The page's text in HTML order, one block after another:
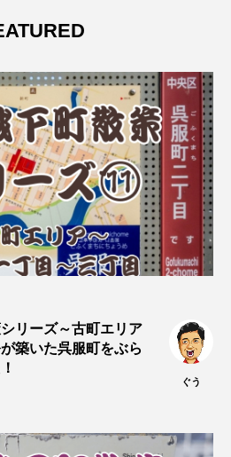
シリーズ～古町エリア
築いた呉服町をぶら
ぐう